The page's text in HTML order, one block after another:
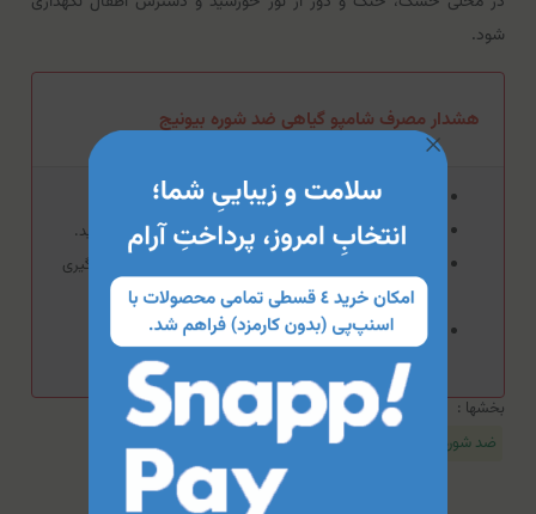
شود.
هشدار مصرف شامپو گیاهی ضد شوره بیونیج
از مصرف بیش از حد این محصول بپرهیزید.
در صورت بروز حساسیت از مصرف این محصول خودداری کنید.
از تماس این محصول با سطوح مخاطی، چشم‌ها و زخم جلوگیری
کنید.
استفاده از ماسک‌های مرطوب‌کننده، سرم‌ها و کرم‌های
مراقبت‌کننده در کنار این محصول توصیه می‌شود.
بخشها :
ضد شوره و کنترل کننده پوسته مو